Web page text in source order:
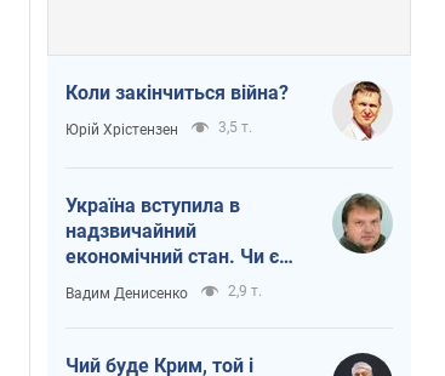
Коли закінчиться війна?
Юрій Хрістензен 3,5 т.
Україна вступила в
надзвичайний
економічний стан. Чи є
світло вкінці тунелю?
Вадим Денисенко 2,9 т.
Чий буде Крим, той і